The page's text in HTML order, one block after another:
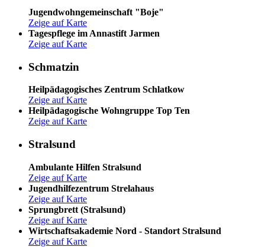
Jugendwohngemeinschaft "Boje"
Zeige auf Karte
Tagespflege im Annastift Jarmen
Zeige auf Karte
Schmatzin
Heilpädagogisches Zentrum Schlatkow
Zeige auf Karte
Heilpädagogische Wohngruppe Top Ten
Zeige auf Karte
Stralsund
Ambulante Hilfen Stralsund
Zeige auf Karte
Jugendhilfezentrum Strelahaus
Zeige auf Karte
Sprungbrett (Stralsund)
Zeige auf Karte
Wirtschaftsakademie Nord - Standort Stralsund
Zeige auf Karte